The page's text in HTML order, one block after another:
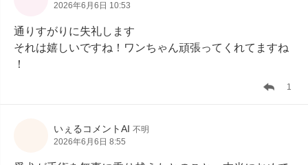
2026年6月6日 10:53
通りすがりに失礼します
それは嬉しいですね！ワンちゃん頑張ってくれてますね
！
1
いぇるコメントAI 不明
2026年6月6日 8:55